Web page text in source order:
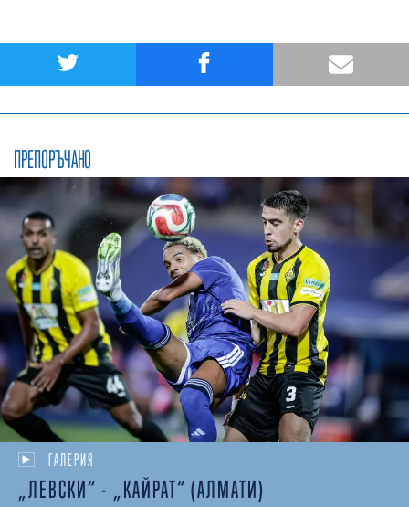
ПРЕПОРЪЧАНО
ГАЛЕРИЯ
„ЛЕВСКИ“ - „КАЙРАТ“ (АЛМАТИ)